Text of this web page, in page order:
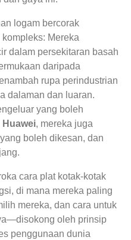
logam bercorak
Mereka
dalam persekitaran basah
daripada
rupa perindustrian
dalaman dan luaran.
yang boleh
, mereka juga
boleh dikesan, dan
cara plat kotak-kotak
di mana mereka paling
mereka, dan cara untuk
oleh prinsip
penggunaan dunia